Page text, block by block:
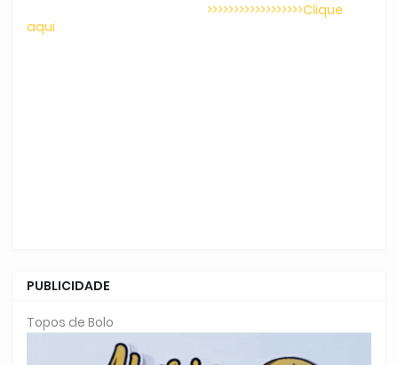
>>>>>>>>>>>>>>>>>>Clique
aqui
PUBLICIDADE
Topos de Bolo